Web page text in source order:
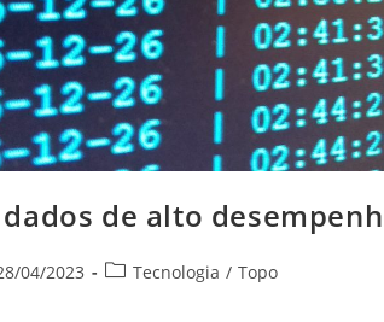
de alto
04/2023 Tecnologia / Topo